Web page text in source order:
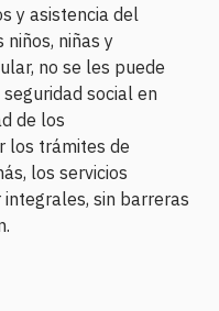
y asistencia del
niñas y
no se les puede
social en
de los
los trámites de
los servicios
sin barreras